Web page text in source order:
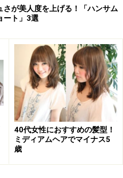
さが美人度を上げる！「ハンサム
ート」3選
40代女性におすすめの髪型！
ミディアムヘアでマイナス5
歳